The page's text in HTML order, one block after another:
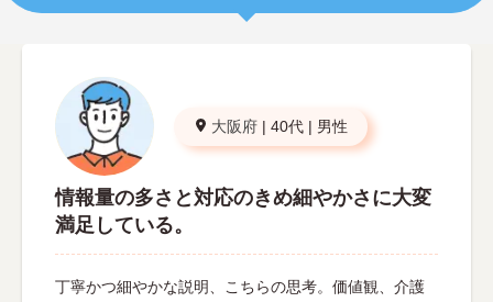
大阪府 | 40代 | 男性
情報量の多さと対応のきめ細やかさに大変
満足している。
丁寧かつ細やかな説明、こちらの思考。価値観、介護